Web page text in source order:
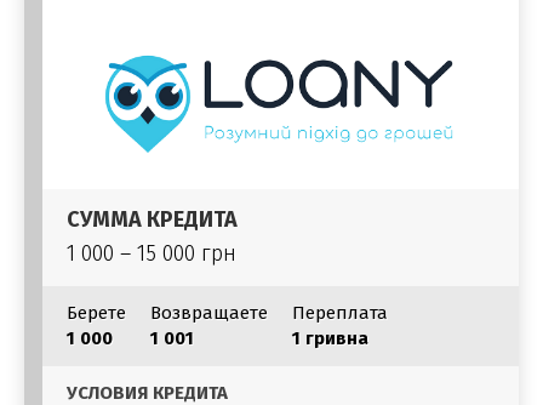
СУММА КРЕДИТА
1 000 – 15 000 грн
Берете
1 000
Возвращаете
1 001
Переплата
1 гривна
УСЛОВИЯ КРЕДИТА